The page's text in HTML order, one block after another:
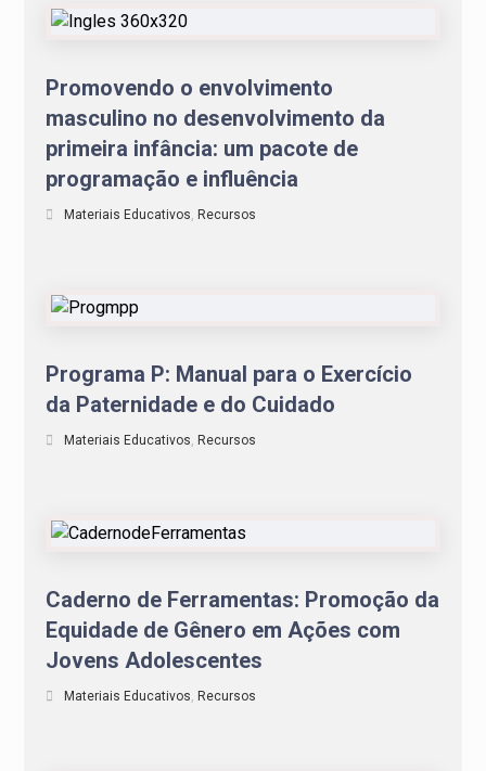
Promovendo o envolvimento
masculino no desenvolvimento da
primeira infância: um pacote de
programação e influência
Materiais Educativos, Recursos
Programa P: Manual para o Exercício
da Paternidade e do Cuidado
Materiais Educativos, Recursos
Caderno de Ferramentas: Promoção da
Equidade de Gênero em Ações com
Jovens Adolescentes
Materiais Educativos, Recursos